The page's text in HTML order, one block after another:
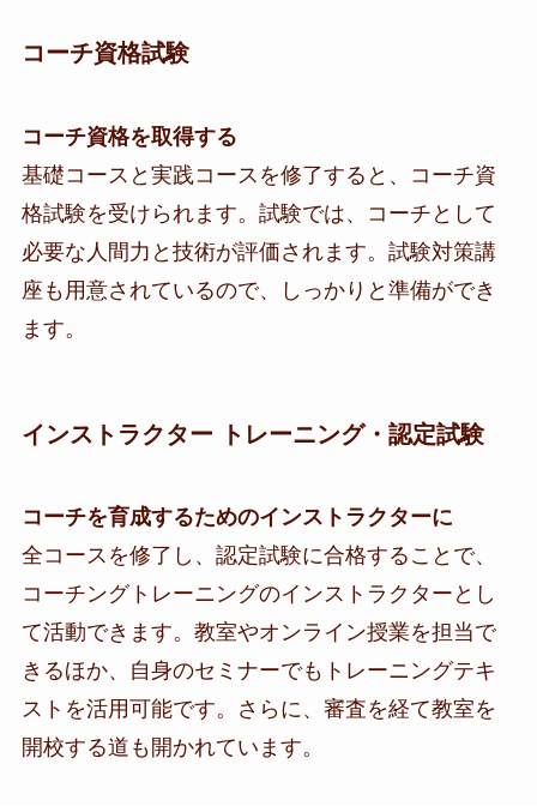
コーチ資格試験
コーチ資格を取得する
基礎コースと実践コースを修了すると、コーチ資
格試験を受けられます。試験では、コーチとして
必要な人間力と技術が評価されます。試験対策講
座も用意されているので、しっかりと準備ができ
ます。
インストラクター トレーニング・認定試験
コーチを育成するためのインストラクターに
全コースを修了し、認定試験に合格することで、
コーチングトレーニングのインストラクターとし
て活動できます。教室やオンライン授業を担当で
きるほか、自身のセミナーでもトレーニングテキ
ストを活用可能です。さらに、審査を経て教室を
開校する道も開かれています。